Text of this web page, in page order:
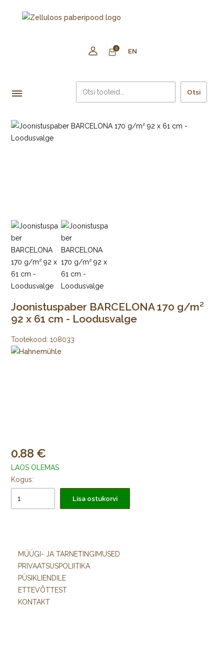
0 EN
Otsi
Joonistuspaber BARCELONA 170 g/m²
92 x 61 cm - Loodusvalge
Tootekood: 108033
0.88
LAOS OLEMAS
Kogus:
Lisa ostukorvi
MÜÜGI- JA TARNETINGIMUSED
PRIVAATSUSPOLIITIKA
PÜSIKLIENDILE
ETTEVÕTTEST
KONTAKT